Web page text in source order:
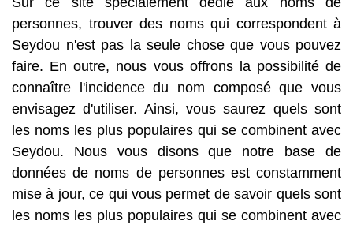
personnes, trouver des noms qui correspondent à
Seydou n'est pas la seule chose que vous pouvez
faire. En outre, nous vous offrons la possibilité de
connaître l'incidence du nom composé que vous
envisagez d'utiliser. Ainsi, vous saurez quels sont
les noms les plus populaires qui se combinent avec
Seydou. Nous vous disons que notre base de
données de noms de personnes est constamment
mise à jour, ce qui vous permet de savoir quels sont
les noms les plus populaires qui se combinent avec